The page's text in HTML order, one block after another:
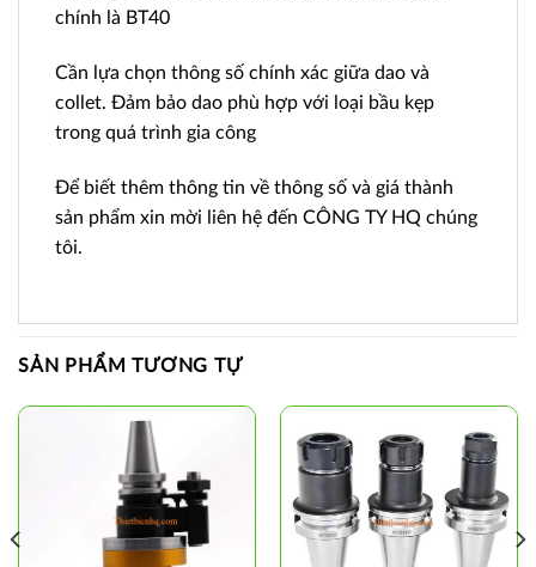
chính là BT40
Cần lựa chọn thông số chính xác giữa dao và
collet. Đảm bảo dao phù hợp với loại bầu kẹp
trong quá trình gia công
Để biết thêm thông tin về thông số và giá thành
sản phẩm xin mời liên hệ đến CÔNG TY HQ chúng
tôi.
SẢN PHẨM TƯƠNG TỰ